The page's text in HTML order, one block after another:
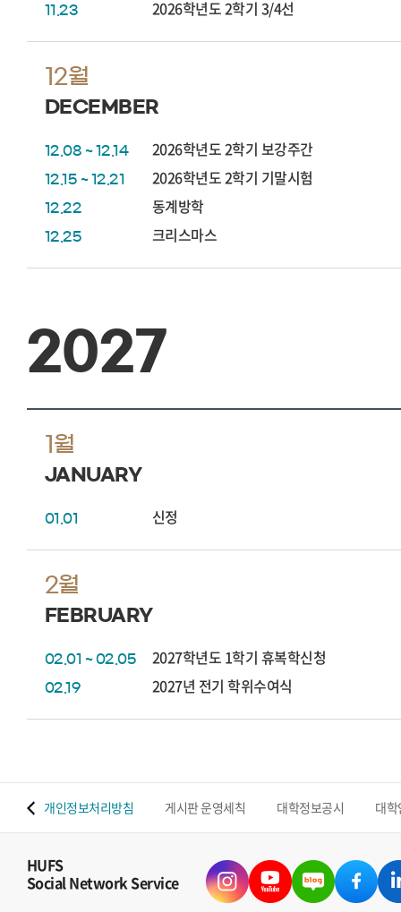
11.23 2026학년도 2학기 3/4선
12월
DECEMBER
12.08 ~ 12.14 2026학년도 2학기 보강주간
12.15 ~ 12.21 2026학년도 2학기 기말시험
12.22 동계방학
12.25 크리스마스
2027
1월
JANUARY
01.01 신정
2월
FEBRUARY
02.01 ~ 02.05 2027학년도 1학기 휴복학신청
02.19 2027년 전기 학위수여식
개인정보처리방침 게시판 운영세칙 대학정보공시 대
HUFS
Social Network Service